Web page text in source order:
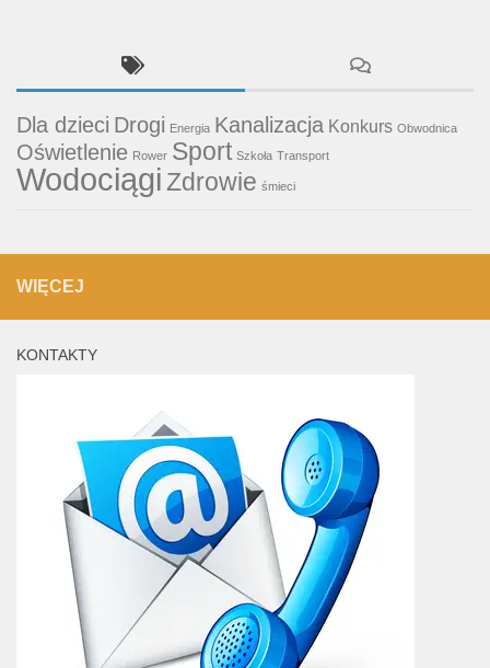
Dla dzieci Drogi Energia Kanalizacja Konkurs Obwodnica
Oświetlenie Rower Sport Szkoła Transport
WodociągiZdrowie śmieci
WIĘCEJ
KONTAKTY